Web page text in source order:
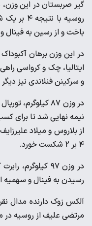
روسیه
باخت و از رسین به فینال
در این وزن برهان
ایتالیا، چک و کرواسی
و سرکینن فنلاندی نیز دیگر
نیمه نهایی شد تا برای
از بلاروس و میلاد
۴ بر ۲ شکست خورد.
در وزن ۹۷
رسیدن به فینال و سهمیه
آلکس زوک دارنده مدال
مرتضی علیف از روسیه در